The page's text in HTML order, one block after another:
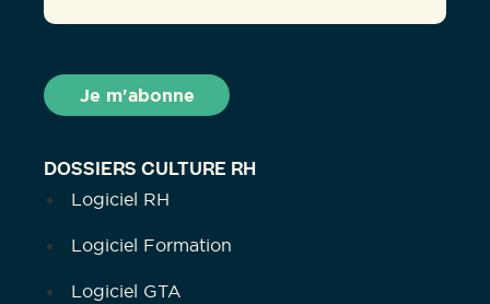
DOSSIERS CULTURE RH
Logiciel RH
Logiciel Formation
Logiciel GTA